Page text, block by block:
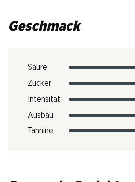
Geschmack
Säure
Zucker
Intensität
Ausbau
Tannine